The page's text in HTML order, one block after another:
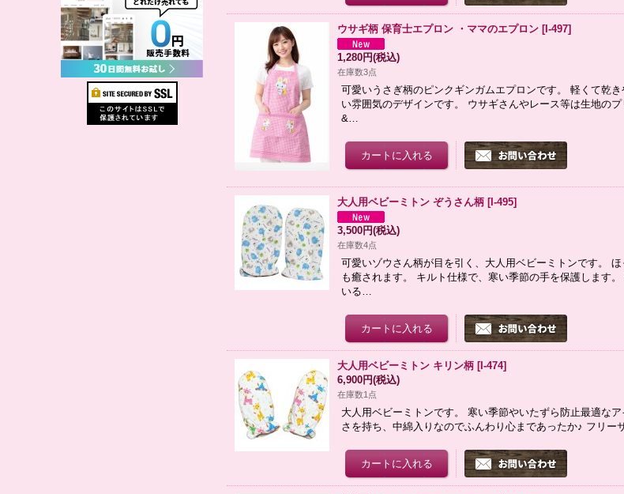
ウサギ柄 保育士エプロン ・ママのエプロン [I-497]
1,280円(税込)
在庫数3点
可愛いうさぎ柄のピンクギンガムエプロンです。 軽くて乾
い雰囲気のデザインです。 ウサギさんやレース等は生地の
&…
大人用ベビーミトン ぞうさん柄 [I-495]
3,500円(税込)
在庫数4点
可愛いゾウさん柄が目を引く、大人用ベビーミトンです。
も癒されます。 キルト仕様で、寒い季節の手を保護します
いる…
大人用ベビーミトン キリン柄 [I-474]
6,900円(税込)
在庫数1点
大人用ベビーミトンです。 寒い季節やいたずら防止最適な
さを持ち、中綿入りなのでふんわり心まであったか♪ フリ